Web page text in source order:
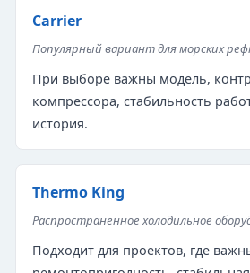
Carrier
Популярный вариант для морских
При выборе важны модель,
компрессора, стабильность
история.
Thermo King
Распространенное холодильное
Подходит для проектов, где